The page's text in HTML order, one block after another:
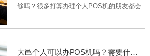
够吗？很多打算办理个人POS机的朋友都会
大邑个人可以办POS机吗？需要什么条件？